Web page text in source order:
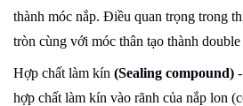
thành móc nắp. Điều quan trọng trong
tròn cùng với móc thân tạo thành double
Hợp chất làm kín (Sealing compound)
hợp chất làm kín vào rãnh của nắp lon